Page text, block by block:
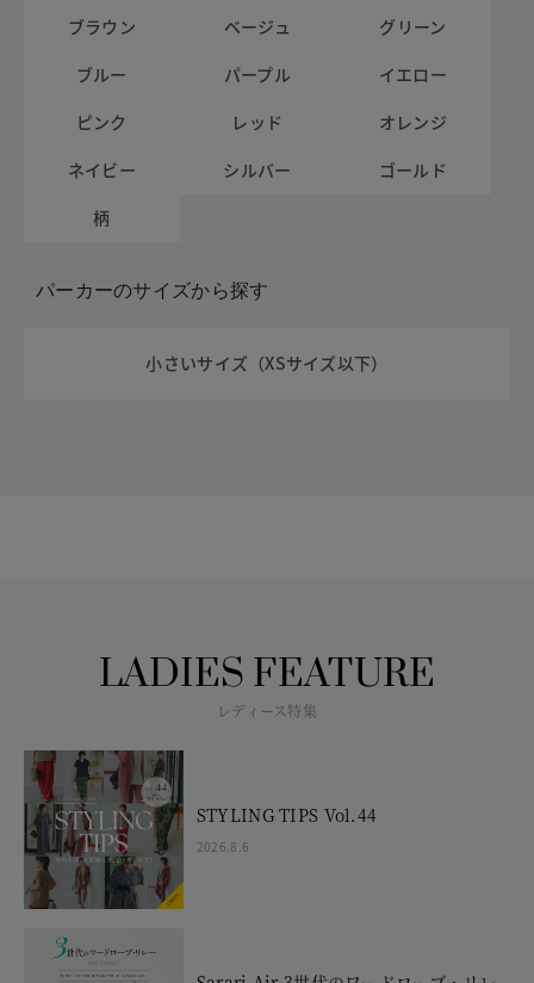
ブラウン
ベージュ
グリーン
ブルー
パープル
イエロー
ピンク
レッド
オレンジ
ネイビー
シルバー
ゴールド
柄
パーカーのサイズから探す
小さいサイズ（XSサイズ以下）
LADIES FEATURE
レディース特集
STYLING TIPS Vol.44
2026.8.6